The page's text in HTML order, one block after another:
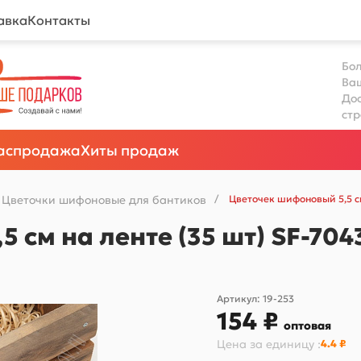
Контакты
Хиты продаж
Цветочки шифоновые для бантиков / Цветочек шифоновый 5,5
на ленте (35 шт) SF-
Артикул:19-253
154 ₽оптовая
Цена заединицу :4.4 ₽